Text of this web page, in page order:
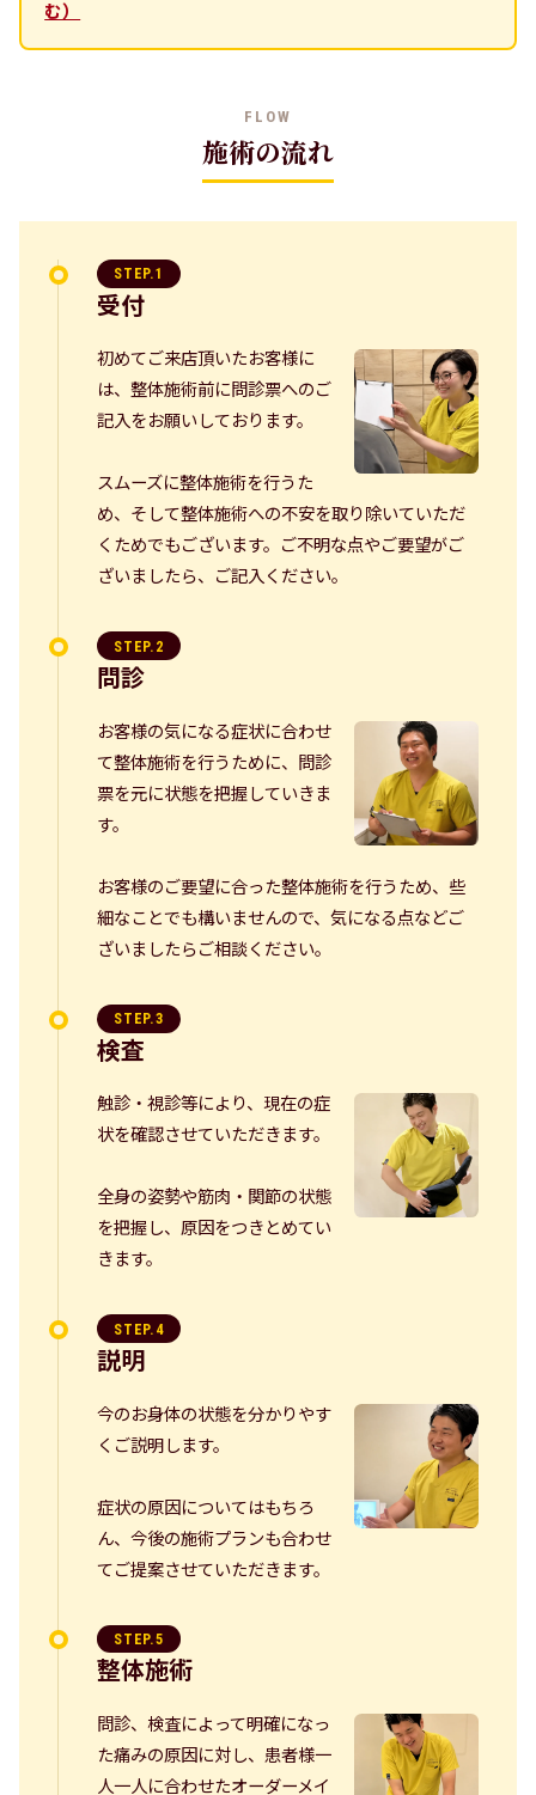
む）
FLOW
施術の流れ
STEP.1
受付
初めてご来店頂いたお客様に
は、整体施術前に問診票へのご
記入をお願いしております。
スムーズに整体施術を行うた
め、そして整体施術への不安を取り除いていただ
くためでもございます。ご不明な点やご要望がご
ざいましたら、ご記入ください。
STEP.2
問診
お客様の気になる症状に合わせ
て整体施術を行うために、問診
票を元に状態を把握していきま
す。
お客様のご要望に合った整体施術を行うため、些
細なことでも構いませんので、気になる点などご
ざいましたらご相談ください。
STEP.3
検査
触診・視診等により、現在の症
状を確認させていただきます。
全身の姿勢や筋肉・関節の状態
を把握し、原因をつきとめてい
きます。
STEP.4
説明
今のお身体の状態を分かりやす
くご説明します。
症状の原因についてはもちろ
ん、今後の施術プランも合わせ
てご提案させていただきます。
STEP.5
整体施術
問診、検査によって明確になっ
た痛みの原因に対し、患者様一
人一人に合わせたオーダーメイ